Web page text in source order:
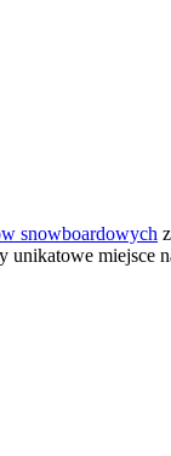
snowboardowych
unikatowe miejsce